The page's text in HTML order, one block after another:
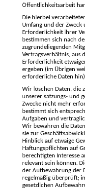
Öffentlichkeitsarbeit
Die hierbei
Umfang und der Zweck
Erforderlichkeit ihrer
bestimmen sich nach
zugrundeliegenden
Vertragsverhältnis, aus
Erforderlichkeit
ergeben (im Übrigen
erforderliche Daten
Wir löschen Daten, die
unserer satzungs- und
Zwecke nicht mehr
bestimmt sich
Aufgaben und
Wir bewahren die
sie zur
Hinblick auf etwaige
Haftungspflichten auf
berechtigten Interesse
relevant sein können.
der Aufbewahrung der
regelmäßig überprüft;
gesetzlichen